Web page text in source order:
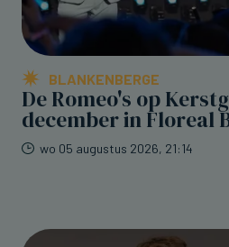
BLANKENBERGE
De Romeo's op
december in Floreal
wo 05 augustus 2026, 21:14